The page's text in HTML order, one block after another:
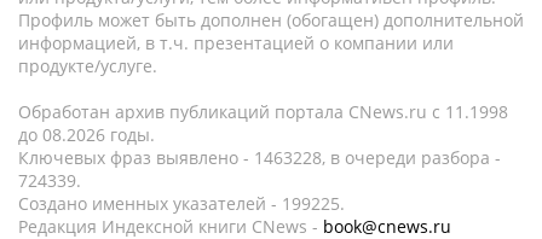
Профиль может быть дополнен (обогащен) дополнительной
информацией, в т.ч. презентацией о компании или
продукте/услуге.
Обработан архив публикаций портала CNews.ru c 11.1998
до 08.2026 годы.
Ключевых фраз выявлено - 1463228, в очереди разбора -
724339.
Создано именных указателей - 199225.
Редакция Индексной книги CNews - book@cnews.ru